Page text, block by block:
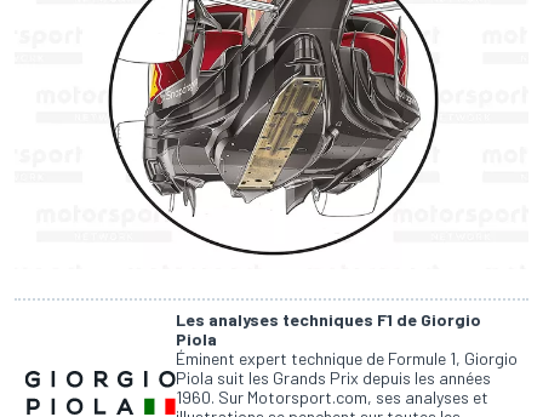
Les analyses techniques F1 de Giorgio
Piola
Éminent expert technique de Formule 1, Giorgio
Piola suit les Grands Prix depuis les années
1960. Sur Motorsport.com, ses analyses et